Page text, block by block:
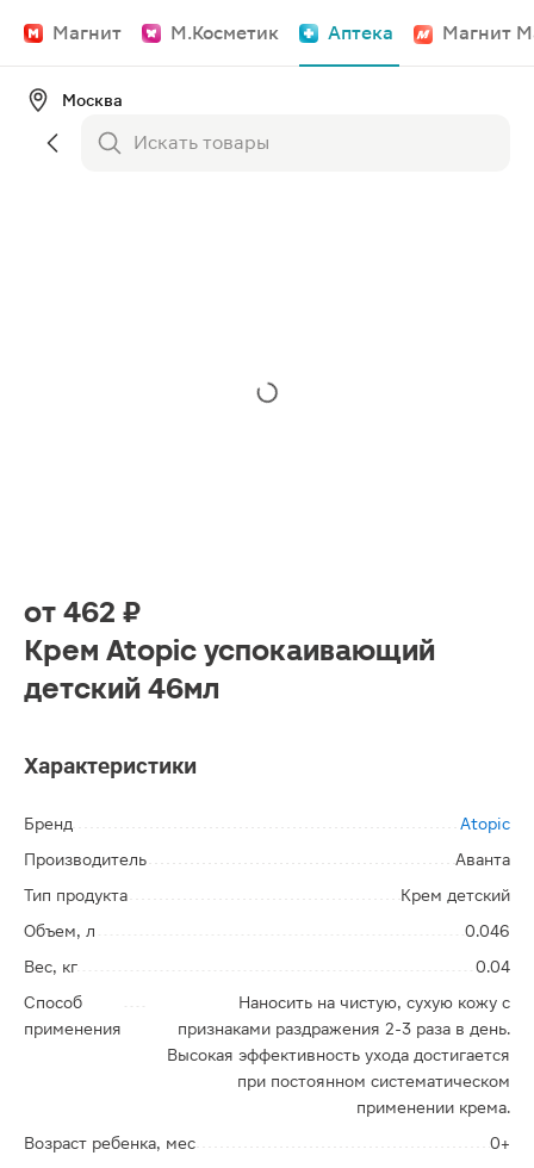
Магнит М.Косметик Аптека Магнит
Москва
от 462 ₽
Крем Atopic успокаивающий
детский 46мл
Характеристики
Бренд
Atopic
Производитель
Аванта
Тип продукта
Крем детский
Объем, л
0.046
Вес, кг
0.04
Способ
применения
Наносить на чистую, сухую кожу с
признаками раздражения 2-3 раза в день.
Высокая эффективность ухода достигается
при постоянном систематическом
применении крема.
Возраст ребенка, мес
0+